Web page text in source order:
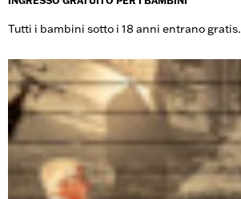
Tutti i bambini sotto i 18 anni entrano gratis.